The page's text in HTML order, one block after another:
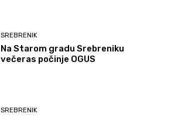
SREBRENIK
Na Starom gradu Srebreniku
večeras počinje OGUS
SREBRENIK